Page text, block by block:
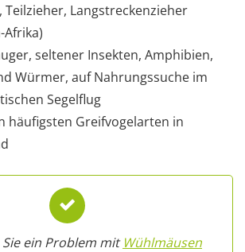
Teilzieher, Langstreckenzieher
Afrika)
seltener Insekten, Amphibien,
Würmer, auf Nahrungssuche im
Segelflug
häufigsten Greifvogelarten in
Sie ein Problem mit Wühlmäusen